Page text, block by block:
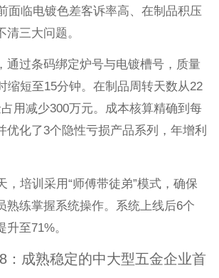
面临电镀色差客诉率高、在制品积压
三大问题。
通过条码绑定炉号与电镀槽号，质量
缩短至15分钟。在制品周转天数从22
用减少300万元。成本核算精确到每
优化了3个隐性亏损产品系列，年增利
，培训采用“师傅带徒弟”模式，确保
熟练掌握系统操作。系统上线后6个
升至71%。
：成熟稳定的中大型五金企业首